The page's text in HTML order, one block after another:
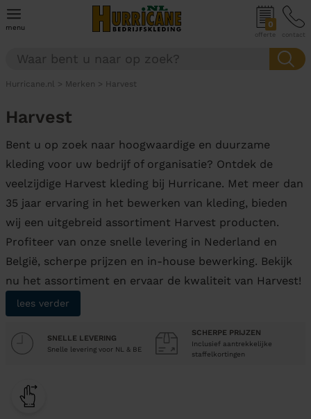
menu 0
offerte contact
Hurricane.nl > Merken > Harvest
Harvest
Bent u op zoek naar hoogwaardige en duurzame
kleding voor uw bedrijf of organisatie? Ontdek de
veelzijdige Harvest kleding bij Hurricane. Met meer dan
35 jaar ervaring in het bewerken van kleding, bieden
wij een uitgebreid assortiment Harvest producten.
Profiteer van onze snelle levering in Nederland en
België, scherpe prijzen en in-house bewerking. Bekijk
nu het assortiment en ervaar de kwaliteit van Harvest!
lees verder
SNELLE LEVERING
Snelle levering voor NL & BE
SCHERPE PRIJZEN
Inclusief aantrekkelijke
staffelkortingen